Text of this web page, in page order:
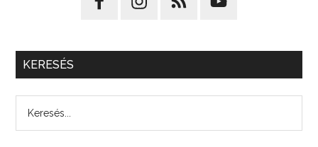
KERESÉS